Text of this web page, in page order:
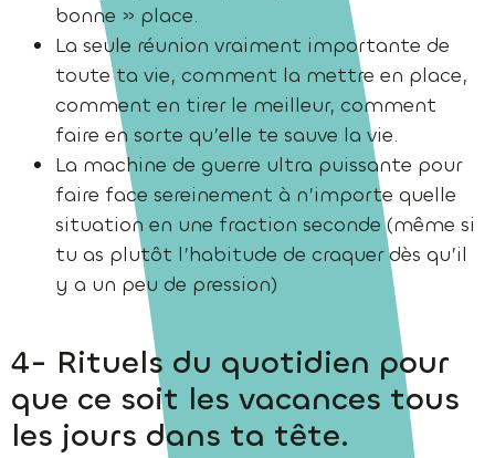
bonne » place.
La seule réunion vraiment importante de
toute ta vie, comment la mettre en place,
comment en tirer le meilleur, comment
faire en sorte qu’elle te sauve la vie.
La machine de guerre ultra puissante pour
faire face sereinement à n’importe quelle
situation en une fraction seconde (même si
tu as plutôt l’habitude de craquer dès qu’il
y a un peu de pression)
4- Rituels du quotidien pour
que ce soit les vacances tous
les jours dans ta tête.